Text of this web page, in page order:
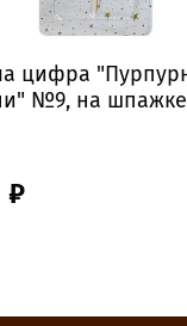
цифра
№9, на шпажке
₽